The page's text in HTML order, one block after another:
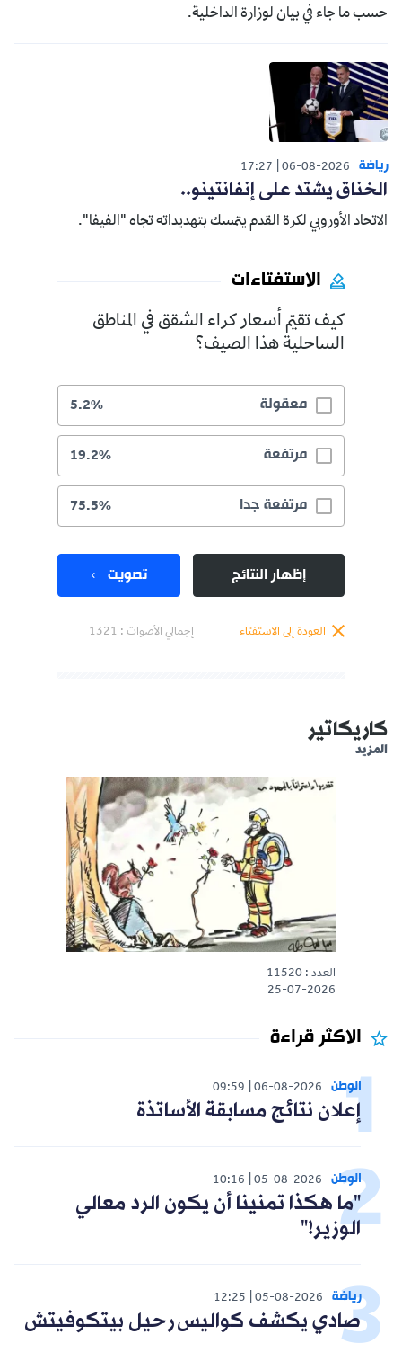
حسب ما جاء في بيان لوزارة الداخلية.
رياضة 06-08-2026
17:27
الخناق يشتد على إنفانتينو..
الاتحاد الأوروبي لكرة القدم يتمسك بتهديداته تجاه "الفيفا".
الاستفتاءات
كيف تقيّم أسعار كراء الشقق في المناطق
الساحلية هذا الصيف؟
معقولة 5.2%
مرتفعة 19.2%
مرتفعة جدا 75.5%
إظهار النتائج تصويت
العودة إلى الاستفتاء إجمالي الأصوات : 1321
كاريكاتير
المزيد
العدد : 11520
25-07-2026
الأكثر قراءة
الوطن 06-08-2026
09:59
إعلان نتائج مسابقة الأساتذة
الوطن 05-08-2026
10:16
"ما هكذا تمنينا أن يكون الرد معالي
الوزير!"
رياضة 05-08-2026
12:25
صادي يكشف كواليس رحيل بيتكوفيتش